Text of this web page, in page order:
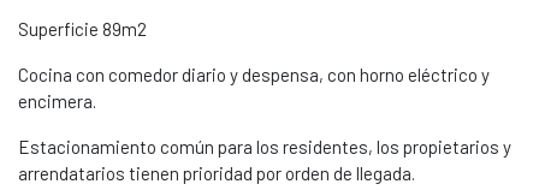
Superficie 89m2
Cocina con comedor diario y despensa, con horno eléctrico y
encimera.
Estacionamiento común para los residentes, los propietarios y
arrendatarios tienen prioridad por orden de llegada.